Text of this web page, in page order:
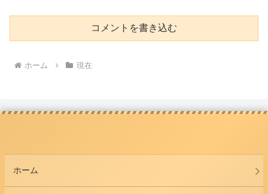
コメントを書き込む
ホーム 現在
ホーム